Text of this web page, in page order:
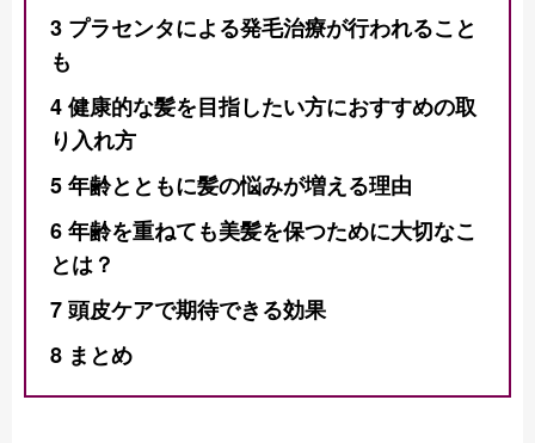
3 プラセンタによる発毛治療が行われること
も
4健康的な髪を目指したい方におすすめの取
り入れ方
5年齢とともに髪の悩みが増える理由
6年齢を重ねても美髪を保つために大切なこ
とは？
7頭皮ケアで期待できる効果
8 まとめ